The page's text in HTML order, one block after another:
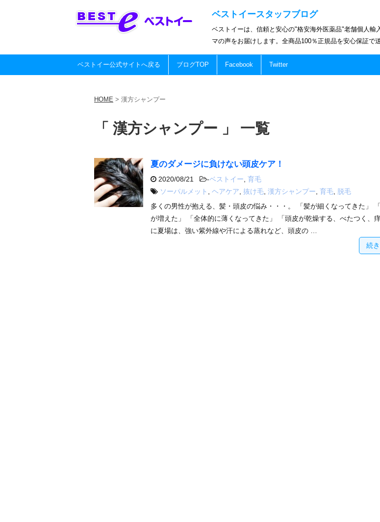
ベストイースタッフブログ
ベストイーは、信頼と安心の"格安海外医薬品"老舗個人
マの声をお届けします。全商品100％正規品を安心保証で
ベストイー公式サイトへ戻る ブログTOP Facebook Twitter
HOME > 漢方シャンプー
「 漢方シャンプー 」 一覧
夏のダメージに負けない頭皮ケア！
2020/08/21 -ベストイー 育毛
ソーパルメット
ヘアケア 抜け毛 漢方シャンプー 育毛
脱毛
多くの男性が抱える、髪・頭皮の悩み・・・。 「髪が細くなってきた」
が増えた」 「全体的に薄くなってきた」 「頭皮が乾燥する、べたつく、
に夏場は、強い紫外線や汗による蒸れなど、頭皮の …
続